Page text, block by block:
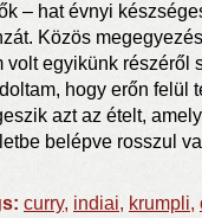
– hat évnyi
Közös
volt egyikünk részéről
hogy erőn felül
azt az ételt,
belépve rosszul
curry, indiai, krumpli,